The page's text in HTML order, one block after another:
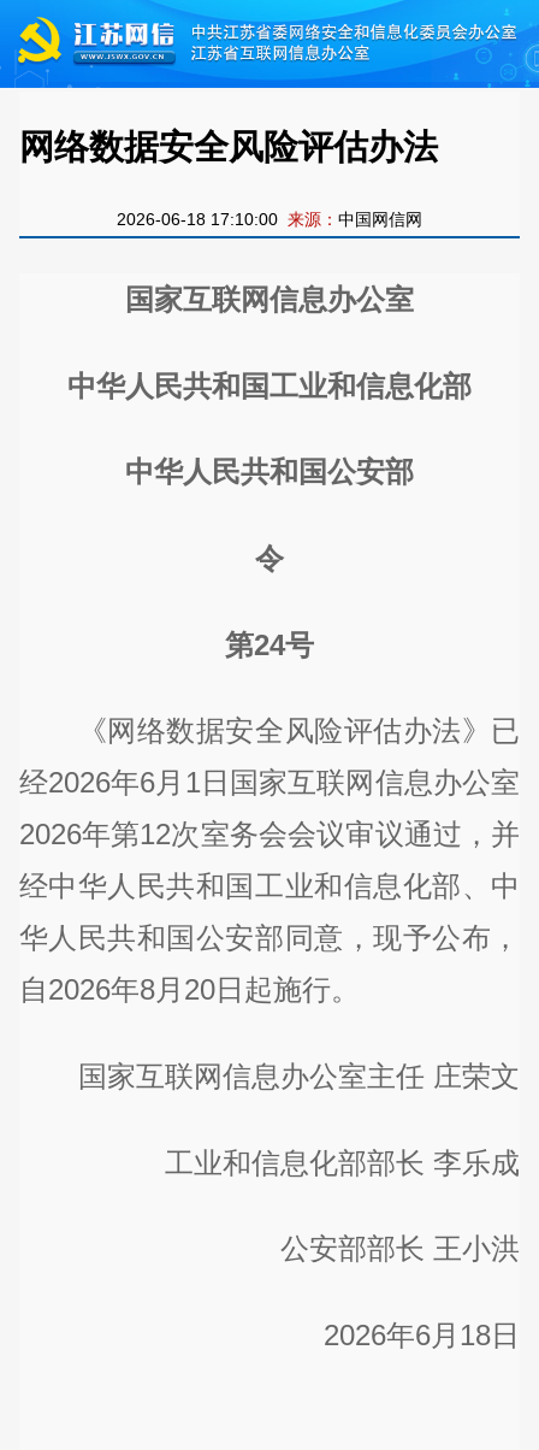
网络数据安全风险评估办法
2026-06-18 17:10:00 来源： 中国网信网
国家互联网信息办公室
中华人民共和国工业和信息化部
中华人民共和国公安部
令
第24号
《网络数据安全风险评估办法》已
经2026年6月1日国家互联网信息办公室
2026年第12次室务会会议审议通过，并
经中华人民共和国工业和信息化部、中
华人民共和国公安部同意，现予公布，
自2026年8月20日起施行。
国家互联网信息办公室主任 庄荣文
工业和信息化部部长 李乐成
公安部部长 王小洪
2026年6月18日